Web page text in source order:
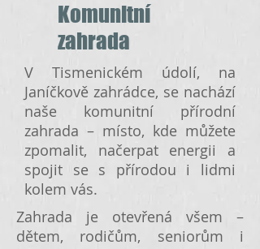
Komunitní
zahrada
V Tismenickém údolí, na
Janíčkově zahrádce, se nachází
naše komunitní přírodní
zahrada – místo, kde můžete
zpomalit, načerpat energii a
spojit se s přírodou i lidmi
kolem vás.
Zahrada je otevřená všem –
dětem, rodičům, seniorům i